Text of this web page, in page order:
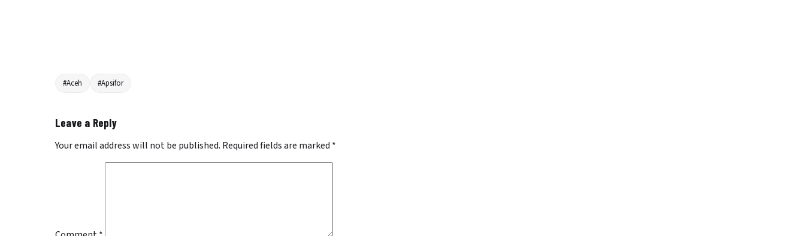
#Aceh #Apsifor
Leave a Reply
Your email address will not be published. Required fields are marked *